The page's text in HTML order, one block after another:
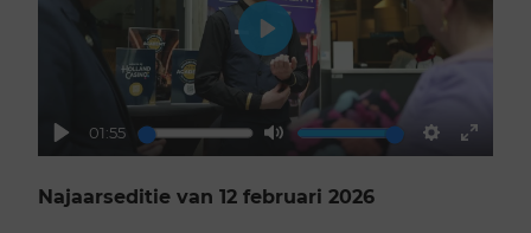
Play
01:55
Mute Settings
Enter
Play
Najaarseditie van 12 februari 2026